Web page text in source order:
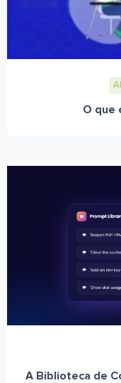
O que
A Biblioteca de